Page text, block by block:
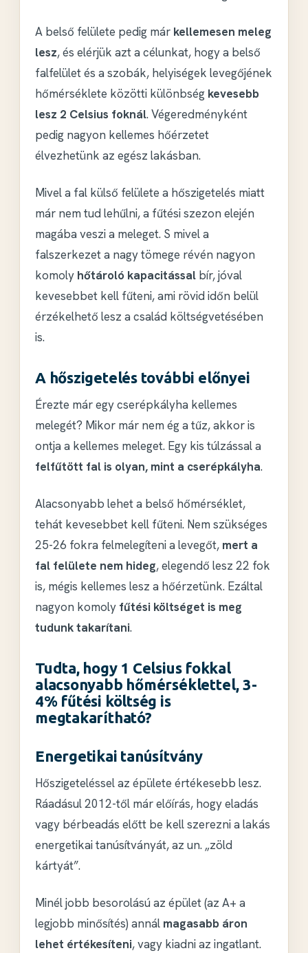
A belső felülete pedig már kellemesen meleg
lesz, és elérjük azt a célunkat, hogy a belső
falfelület és a szobák, helyiségek levegőjének
hőmérséklete közötti különbség kevesebb
lesz 2 Celsius foknál. Végeredményként
pedig nagyon kellemes hőérzetet
élvezhetünk az egész lakásban.
Mivel a fal külső felülete a hőszigetelés miatt
már nem tud lehűlni, a fűtési szezon elején
magába veszi a meleget. S mivel a
falszerkezet a nagy tömege révén nagyon
komoly hőtároló kapacitással bír, jóval
kevesebbet kell fűteni, ami rövid időn belül
érzékelhető lesz a család költségvetésében
is.
A hőszigetelés további előnyei
Érezte már egy cserépkályha kellemes
melegét? Mikor már nem ég a tűz, akkor is
ontja a kellemes meleget. Egy kis túlzással a
felfűtött fal is olyan, mint a cserépkályha.
Alacsonyabb lehet a belső hőmérséklet,
tehát kevesebbet kell fűteni. Nem szükséges
25-26 fokra felmelegíteni a levegőt, mert a
fal felülete nem hideg, elegendő lesz 22 fok
is, mégis kellemes lesz a hőérzetünk. Ezáltal
nagyon komoly fűtési költséget is meg
tudunk takarítani.
Tudta, hogy 1 Celsius fokkal
alacsonyabb hőmérséklettel, 3-
4% fűtési költség is
megtakarítható?
Energetikai tanúsítvány
Hőszigeteléssel az épülete értékesebb lesz.
Ráadásul 2012-től már előírás, hogy eladás
vagy bérbeadás előtt be kell szerezni a lakás
energetikai tanúsítványát, az un. „zöld
kártyát”.
Minél jobb besorolású az épület (az A+ a
legjobb minősítés) annál magasabb áron
lehet értékesíteni, vagy kiadni az ingatlant.